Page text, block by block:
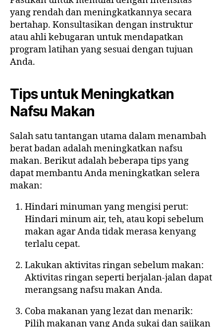
yang rendah dan meningkatkannya secara
bertahap. Konsultasikan dengan instruktur
atau ahli kebugaran untuk mendapatkan
program latihan yang sesuai dengan tujuan
Anda.
Tips untuk Meningkatkan
Nafsu Makan
Salah satu tantangan utama dalam menambah
berat badan adalah meningkatkan nafsu
makan. Berikut adalah beberapa tips yang
dapat membantu Anda meningkatkan selera
makan:
Hindari minuman yang mengisi perut:
Hindari minum air, teh, atau kopi sebelum
makan agar Anda tidak merasa kenyang
terlalu cepat.
Lakukan aktivitas ringan sebelum makan:
Aktivitas ringan seperti berjalan-jalan dapat
merangsang nafsu makan Anda.
Coba makanan yang lezat dan menarik:
Pilih makanan yang Anda sukai dan sajikan